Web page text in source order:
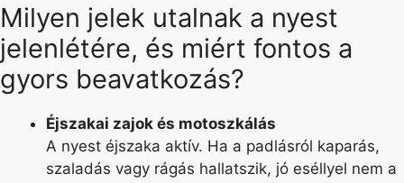
Milyen jelek utalnak a nyest
jelenlétére, és miért fontos a
gyors beavatkozás?
Éjszakai zajok és motoszkálás
A nyest éjszaka aktív. Ha a padlásról kaparás,
szaladás vagy rágás hallatszik, jó eséllyel nem a